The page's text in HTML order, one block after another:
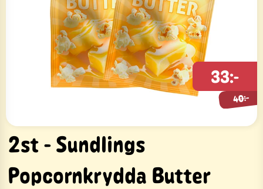
2st - Sundlings
Popcornkrydda Butter
33:-
40:-
40:-